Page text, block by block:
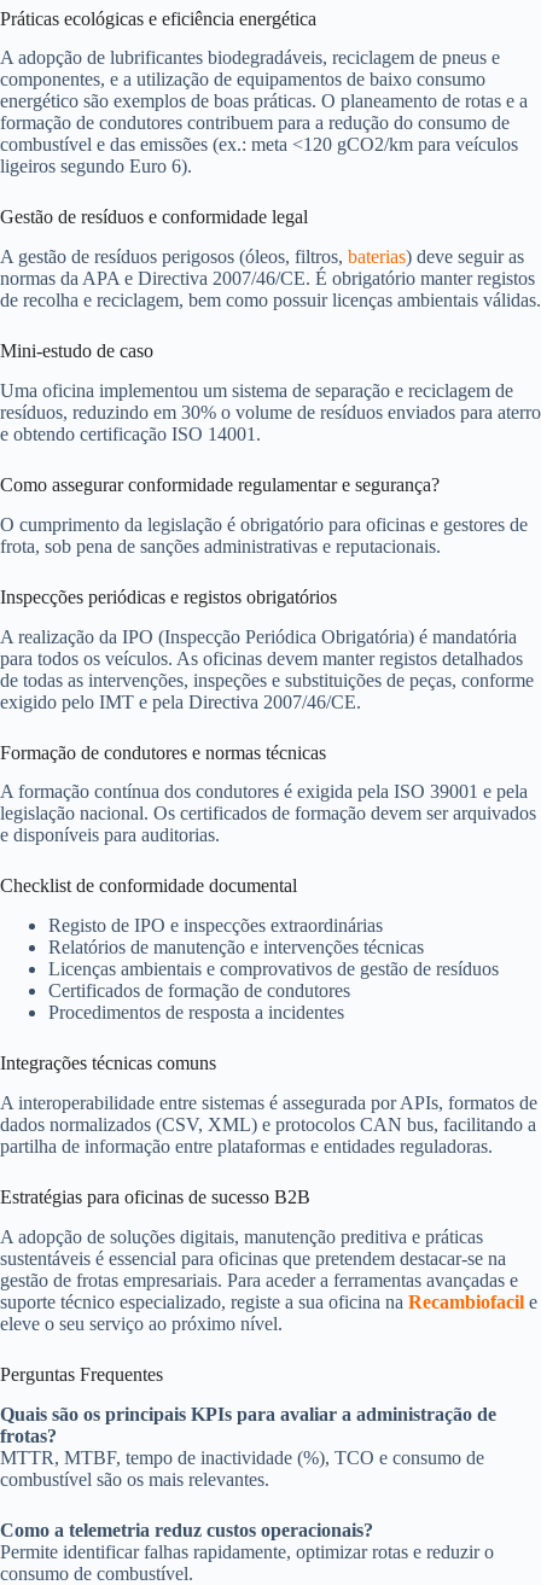
Práticas ecológicas e eficiência energética
A adopção de lubrificantes biodegradáveis, reciclagem de pneus e
componentes, e a utilização de equipamentos de baixo consumo
energético são exemplos de boas práticas. O planeamento de rotas e a
formação de condutores contribuem para a redução do consumo de
combustível e das emissões (ex.: meta <120 gCO2/km para veículos
ligeiros segundo Euro 6).
Gestão de resíduos e conformidade legal
A gestão de resíduos perigosos (óleos, filtros, baterias) deve seguir as
normas da APA e Directiva 2007/46/CE. É obrigatório manter registos
de recolha e reciclagem, bem como possuir licenças ambientais válidas.
Mini-estudo de caso
Uma oficina implementou um sistema de separação e reciclagem de
resíduos, reduzindo em 30% o volume de resíduos enviados para aterro
e obtendo certificação ISO 14001.
Como assegurar conformidade regulamentar e segurança?
O cumprimento da legislação é obrigatório para oficinas e gestores de
frota, sob pena de sanções administrativas e reputacionais.
Inspecções periódicas e registos obrigatórios
A realização da IPO (Inspecção Periódica Obrigatória) é mandatória
para todos os veículos. As oficinas devem manter registos detalhados
de todas as intervenções, inspeções e substituições de peças, conforme
exigido pelo IMT e pela Directiva 2007/46/CE.
Formação de condutores e normas técnicas
A formação contínua dos condutores é exigida pela ISO 39001 e pela
legislação nacional. Os certificados de formação devem ser arquivados
e disponíveis para auditorias.
Checklist de conformidade documental
Registo de IPO e inspecções extraordinárias
Relatórios de manutenção e intervenções técnicas
Licenças ambientais e comprovativos de gestão de resíduos
Certificados de formação de condutores
Procedimentos de resposta a incidentes
Integrações técnicas comuns
A interoperabilidade entre sistemas é assegurada por APIs, formatos de
dados normalizados (CSV, XML) e protocolos CAN bus, facilitando a
partilha de informação entre plataformas e entidades reguladoras.
Estratégias para oficinas de sucesso B2B
A adopção de soluções digitais, manutenção preditiva e práticas
sustentáveis é essencial para oficinas que pretendem destacar-se na
gestão de frotas empresariais. Para aceder a ferramentas avançadas e
suporte técnico especializado, registe a sua oficina na Recambiofacil e
eleve o seu serviço ao próximo nível.
Perguntas Frequentes
Quais são os principais KPIs para avaliar a administração de
frotas?
MTTR, MTBF, tempo de inactividade (%), TCO e consumo de
combustível são os mais relevantes.
Como a telemetria reduz custos operacionais?
Permite identificar falhas rapidamente, optimizar rotas e reduzir o
consumo de combustível.